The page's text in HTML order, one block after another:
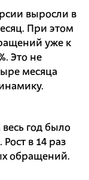
выросли в
При этом
уже к
Это не
месяца
весь год было
Рост в 14 раз
обращений.